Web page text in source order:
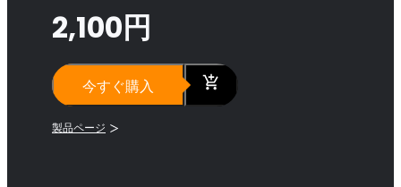
2,100円
今すぐ購入
製品ページ